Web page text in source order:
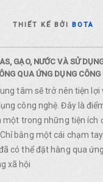
THIẾT KẾ BỞIBOTA
GẠO, NƯỚC VÀ SỬ
QUA ỨNG DỤNG CÔNG
tâm sẽ trở nên tiện lợi
công nghệ. Đây là
một trong những tiện ích
bằng một cái chạm
có thể đặt hàng qua
xã hội